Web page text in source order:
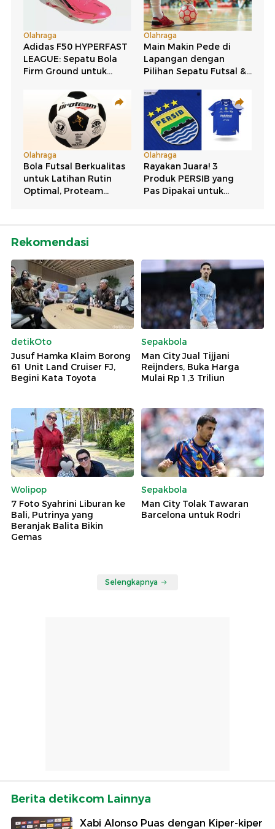
Rekomendasi
detikOto
Jusuf Hamka Klaim Borong
61 Unit Land Cruiser FJ,
Begini Kata Toyota
Sepakbola
Man City Jual Tijjani
Reijnders, Buka Harga
Mulai Rp 1,3 Triliun
Wolipop
7 Foto Syahrini Liburan ke
Bali, Putrinya yang
Beranjak Balita Bikin
Gemas
Sepakbola
Man City Tolak Tawaran
Barcelona untuk Rodri
Selengkapnya
Berita detikcom Lainnya
Xabi Alonso Puas dengan Kiper-kiper